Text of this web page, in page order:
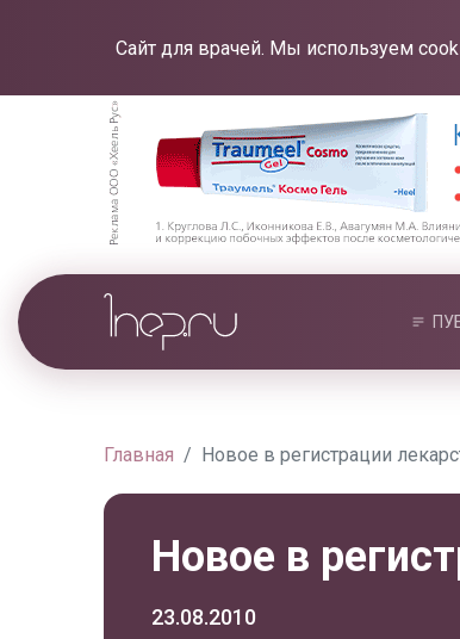
Сайт для врачей. Мы используем
Главная Новое в регистрации
Новое в
23.08.2010